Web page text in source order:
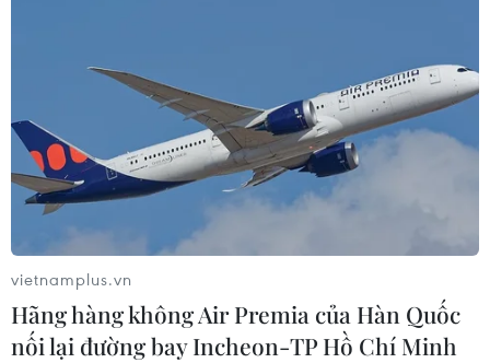
vietnamplus.vn
Hãng hàng không Air Premia của Hàn Quốc
nối lại đường bay Incheon-TP Hồ Chí Minh